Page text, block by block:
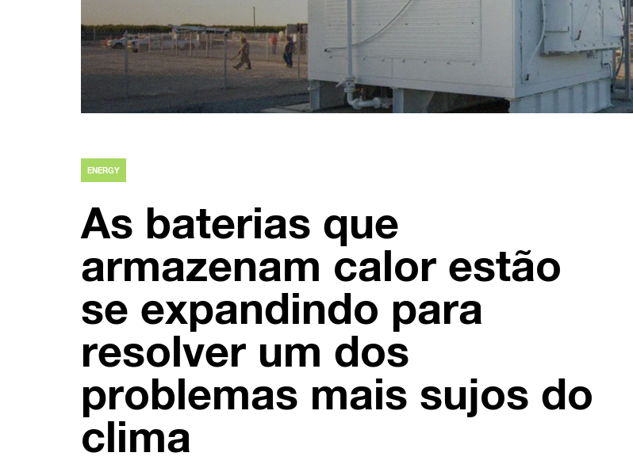
ENERGY
As baterias que
armazenam calor estão
se expandindo para
resolver um dos
problemas mais sujos do
clima